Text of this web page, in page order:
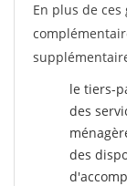
En plus de
le tiers-
des
des